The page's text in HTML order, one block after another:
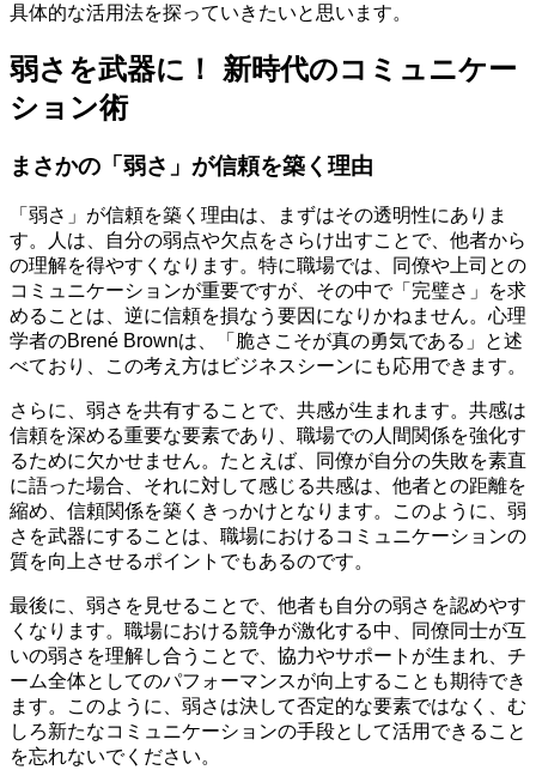
具体的な活用法を探っていきたいと思います。
弱さを武器に！ 新時代のコミュニケー
ション術
まさかの「弱さ」が信頼を築く理由
「弱さ」が信頼を築く理由は、まずはその透明性にありま
す。人は、自分の弱点や欠点をさらけ出すことで、他者から
の理解を得やすくなります。特に職場では、同僚や上司との
コミュニケーションが重要ですが、その中で「完璧さ」を求
めることは、逆に信頼を損なう要因になりかねません。心理
学者のBrené Brownは、「脆さこそが真の勇気である」と述
べており、この考え方はビジネスシーンにも応用できます。
さらに、弱さを共有することで、共感が生まれます。共感は
信頼を深める重要な要素であり、職場での人間関係を強化す
るために欠かせません。たとえば、同僚が自分の失敗を素直
に語った場合、それに対して感じる共感は、他者との距離を
縮め、信頼関係を築くきっかけとなります。このように、弱
さを武器にすることは、職場におけるコミュニケーションの
質を向上させるポイントでもあるのです。
最後に、弱さを見せることで、他者も自分の弱さを認めやす
くなります。職場における競争が激化する中、同僚同士が互
いの弱さを理解し合うことで、協力やサポートが生まれ、チ
ーム全体としてのパフォーマンスが向上することも期待でき
ます。このように、弱さは決して否定的な要素ではなく、む
しろ新たなコミュニケーションの手段として活用できること
を忘れないでください。